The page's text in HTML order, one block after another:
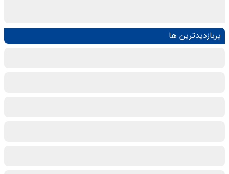
پربازدیدترین ها